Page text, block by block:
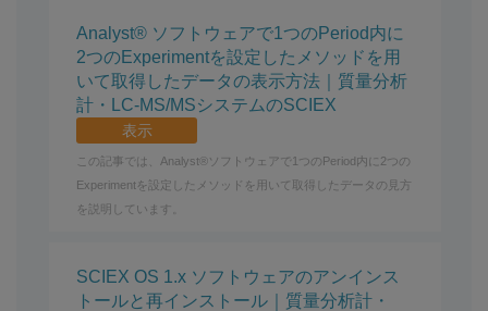
Analyst® ソフトウェアで1つのPeriod内に
2つのExperimentを設定したメソッドを用
いて取得したデータの表示方法｜質量分析
計・LC-MS/MSシステムのSCIEX
表示
この記事では、Analyst®ソフトウェアで1つのPeriod内に2つの
Experimentを設定したメソッドを用いて取得したデータの見方
を説明しています。
SCIEX OS 1.x ソフトウェアのアンインス
トールと再インストール｜質量分析計・